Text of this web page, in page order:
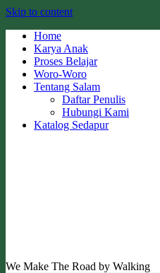
Skip to content
Home
Karya Anak
Proses Belajar
Woro-Woro
Tentang Salam
Daftar Penulis
Hubungi Kami
Katalog Sedapur
We Make The Road by Walking